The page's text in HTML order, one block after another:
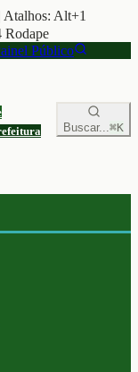
| Atalhos: Alt+1
Rodape
Público
Buscar...⌘K